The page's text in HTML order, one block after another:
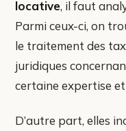
locative, il faut
Parmi ceux-ci, on
le traitement des
juridiques
certaine expertise
D’autre part, elles